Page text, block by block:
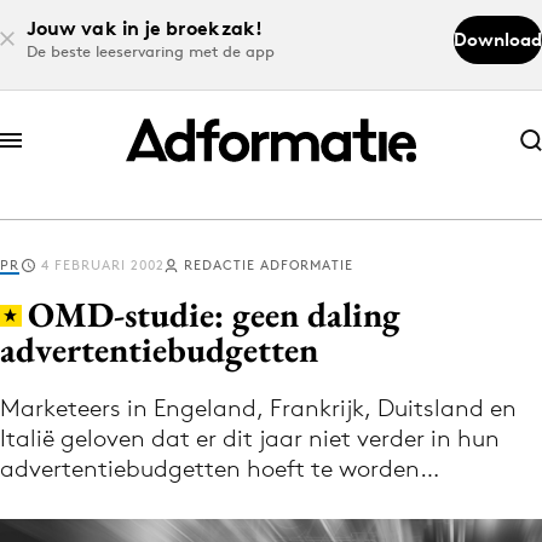
Jouw vak in je broekzak!
De beste leeservaring met de app
Download
Abonneer nu
Abonneer nu
Log in
Download de app
Volg het laatste nieuws via de Adformatie
Nieuws app
PR 4 FEBRUARI 2002 REDACTIE ADFORMATIE
OMD-studie: geen daling
advertentiebudgetten
Marketeers in Engeland, Frankrijk, Duitsland en
Italië geloven dat er dit jaar niet verder in hun
advertentiebudgetten hoeft te worden…